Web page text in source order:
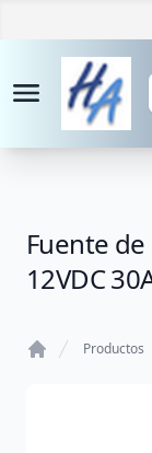
Fuente
12VDC
Productos